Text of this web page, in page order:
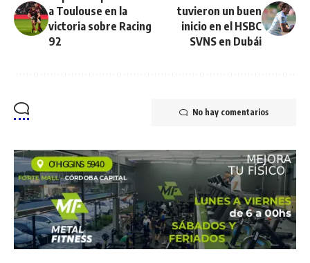
a Toulouse en la
victoria sobre Racing
92
tuvieron un buen
inicio en el HSBC
SVNS en Dubái
No hay comentarios